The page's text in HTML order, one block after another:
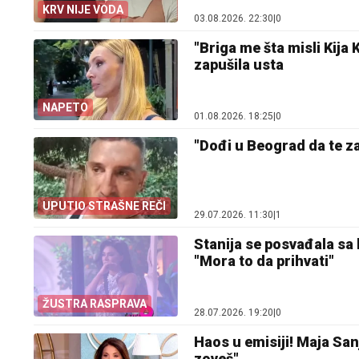
KRV NIJE VODA
03.08.2026. 22:30 0
NAPETO
"Briga me šta misli Kija
zapušila usta
01.08.2026. 18:25 0
UPUTIO STRAŠNE REČI
"Dođi u Beograd da te
29.07.2026. 11:30|1
ŽUSTRA RASPRAVA
Stanija se posvađala
"Mora to da prihvati"
28.07.2026. 19:20|0
Haos u emisiji! Maja